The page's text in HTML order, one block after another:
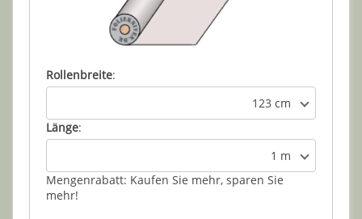
Rollenbreite:
123 cm
Länge:
1 m
Mengenrabatt: Kaufen Sie mehr, sparen Sie
mehr!